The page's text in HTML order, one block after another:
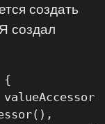
создать
создал
{